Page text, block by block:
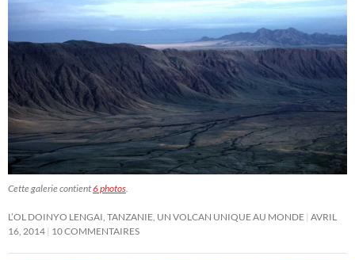
Cette galerie contient6 photos
L’OL DOINYO LENGAI, TANZANIE, UN VOLCAN UNIQUE AU MONDE AVRIL
16, 2014 10 COMMENTAIRES